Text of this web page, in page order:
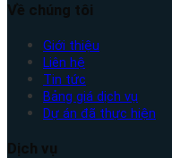
Về chúng tôi
Giới thiệu
Liên hệ
Tin tức
Bảng giá dịch vụ
Dự án đã thực hiện
Dịch vụ